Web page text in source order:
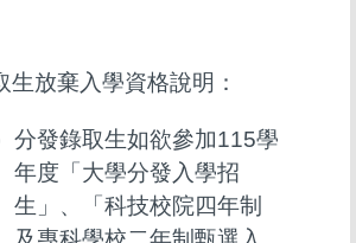
生放棄入學資格說明：
分發錄取生如欲參加115學
年度「大學分發入學招
生」、「科技校院四年制